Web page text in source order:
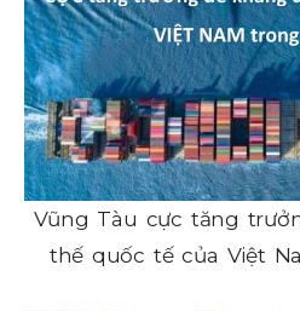
Vũng Tàu cực tăng
thế quốc tế của Việt